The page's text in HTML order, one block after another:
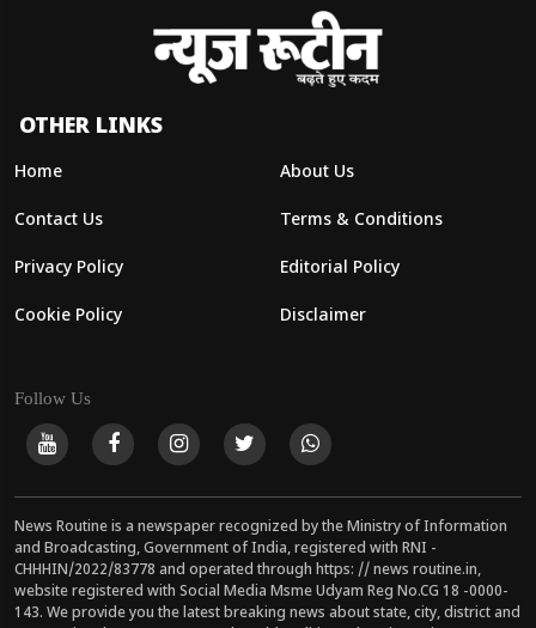
OTHER LINKS
Home About Us
Contact Us Terms & Conditions
Privacy Policy Editorial Policy
Cookie Policy Disclaimer
Follow Us
News Routine is a newspaper recognized by the Ministry of Information
and Broadcasting, Government of India, registered with RNI -
CHHHIN/2022/83778 and operated through https: // news routine.in,
website registered with Social Media Msme Udyam Reg No.CG 18 -0000-
143. We provide you the latest breaking news about state, city, district and